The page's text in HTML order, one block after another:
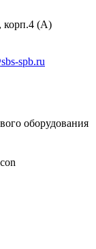
корп.4 (А)
spb.ru
оборудования